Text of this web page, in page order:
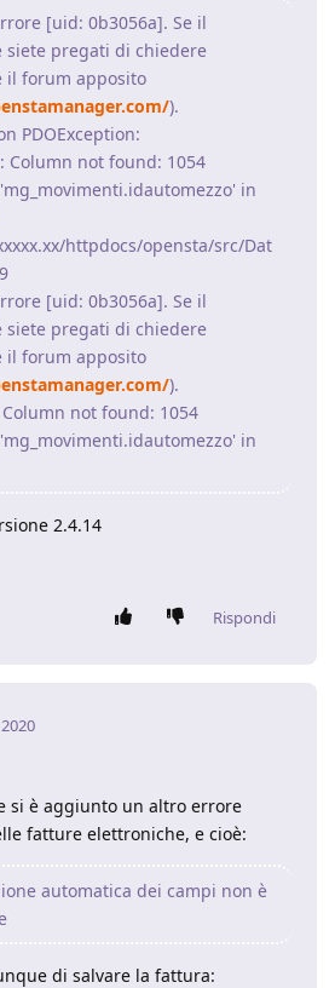
[uid: 0b3056a]. Se il
siete pregati di chiedere
il forum apposito
).
PDOException:
Column not found: 1054
in
httpdocs/opensta/src/Dat
[uid: 0b3056a]. Se il
siete pregati di chiedere
il forum apposito
).
Column not found: 1054
in
2.4.14
Rispondi
si è aggiunto un altro errore
fatture elettroniche, e cioè:
automatica dei campi non è
di salvare la fattura: